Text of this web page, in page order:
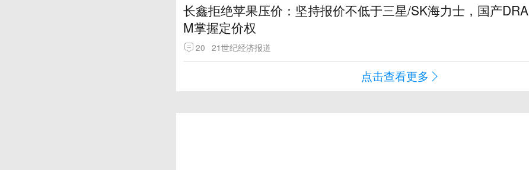
长鑫拒绝苹果压价：坚持报价不低于三星/SK海力士，国产DRA
M掌握定价权
20 21世纪经济报道
点击查看更多